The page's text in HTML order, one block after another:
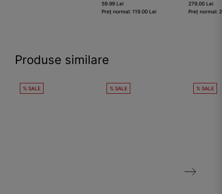
59.99 Lei
Preț normal: 119.00 Lei
279.00 Lei
Preț normal:
Produse similare
% SALE % SALE % SALE